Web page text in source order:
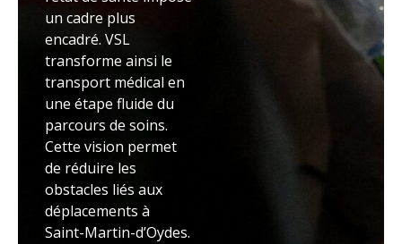
un cadre plus
encadré. VSL
transforme ainsi le
transport médical en
une étape fluide du
parcours de soins.
Cette vision permet
de réduire les
obstacles liés aux
déplacements à
Saint-Martin-d’Oydes.